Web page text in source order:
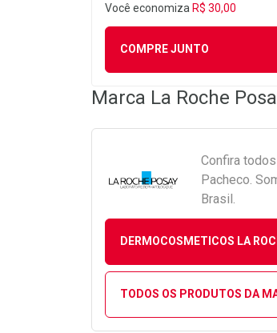
Você economiza R$ 30,00
COMPRE JUNTO
Marca La Roche
Confira
Pacheco.
Brasil.
DERMOCOSMETICOS LA
TODOS OS PRODUTOS DA